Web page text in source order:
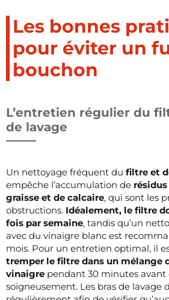
Les bonnes
pour éviter un
bouchon
L’entretien régulier du
de lavage
Un nettoyage fréquent du filtre et
empêche l’accumulation de
graisse et de calcaire, qui sont les
obstructions. Idéalement, le filtre
fois par semaine, tandis qu’un
avec du vinaigre blanc est
mois. Pour un entretien optimal, il
tremper le filtre dans un mélange
vinaigre pendant 30 minutes avant
soigneusement. Les bras de lavage